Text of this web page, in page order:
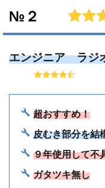
№２
エンジニア ラジ
超おすすめ！
皮むき部分を結
９年使用して不
ガタツキ無し